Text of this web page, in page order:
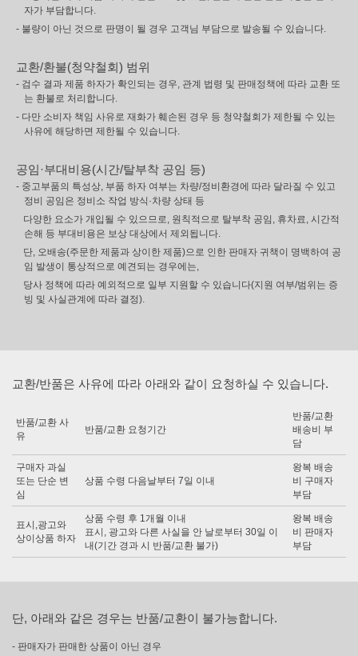
자가 부담합니다.
- 불량이 아닌 것으로 판명이 될 경우 고객님 부담으로 발송될 수 있습니다.
교환/환불(청약철회) 범위
- 검수 결과 제품 하자가 확인되는 경우, 관계 법령 및 판매정책에 따라 교환 또
는 환불로 처리합니다.
- 다만 소비자 책임 사유로 재화가 훼손된 경우 등 청약철회가 제한될 수 있는
사유에 해당하면 제한될 수 있습니다.
공임·부대비용(시간/탈부착 공임 등)
- 중고부품의 특성상, 부품 하자 여부는 차량/정비환경에 따라 달라질 수 있고
정비 공임은 정비소 작업 방식·차량 상태 등
다양한 요소가 개입될 수 있으므로, 원칙적으로 탈부착 공임, 휴차료, 시간적
손해 등 부대비용은 보상 대상에서 제외됩니다.
단, 오배송(주문한 제품과 상이한 제품)으로 인한 판매자 귀책이 명백하여 공
임 발생이 통상적으로 예견되는 경우에는,
당사 정책에 따라 예외적으로 일부 지원할 수 있습니다(지원 여부/범위는 증
빙 및 사실관계에 따라 결정).
교환/반품은 사유에 따라 아래와 같이 요청하실 수 있습니다.
반품/교환 사
유
반품/교환 요청기간
반품/교환
배송비 부
담
구매자 과실
또는 단순 변
심
상품 수령 다음날부터 7일 이내
왕복 배송
비 구매자
부담
표시,광고와
상이상품 하자
상품 수령 후 1개월 이내
표시, 광고와 다른 사실을 안 날로부터 30일 이
내(기간 경과 시 반품/교환 불가)
왕복 배송
비 판매자
부담
단, 아래와 같은 경우는 반품/교환이 불가능합니다.
- 판매자가 판매한 상품이 아닌 경우